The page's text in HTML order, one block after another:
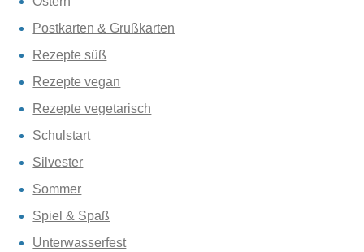
Postkarten & Grußkarten
Rezepte süß
Rezepte vegan
Rezepte vegetarisch
Schulstart
Silvester
Sommer
Spiel & Spaß
Unterwasserfest